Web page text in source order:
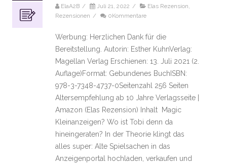
ElaA2B / Juli 21, 2022 / Elas Rezension,
Rezensionen / 0Kommentare
Werbung: Herzlichen Dank für die
Bereitstellung. Autorin: Esther KuhnVerlag:
Magellan Verlag Erschienen: 13. Juli 2021 (2.
Auflage)Format: Gebundenes BuchISBN:
978-3-7348-4737-0Seitenzahl 256 Seiten
Altersempfehlung ab 10 Jahre Verlagsseite |
Amazon (Elas Rezension) Inhalt Magic
Kleinanzeigen? Wo ist Tobi denn da
hineingeraten? In der Theorie klingt das
alles super: Alte Spielsachen in das
Anzeigenportal hochladen, verkaufen und